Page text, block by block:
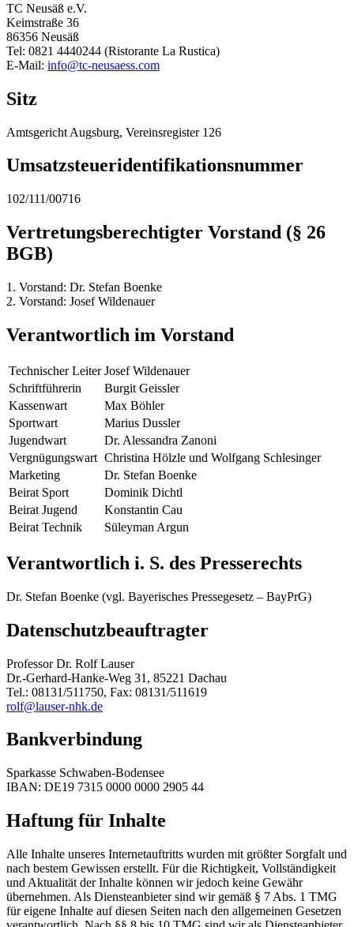
TC Neusäß e.V.
Keimstraße 36
86356 Neusäß
Tel: 0821 4440244 (Ristorante La Rustica)
E-Mail: info@tc-neusaess.com
Sitz
Amtsgericht Augsburg, Vereinsregister 126
Umsatzsteueridentifikationsnummer
102/111/00716
Vertretungsberechtigter Vorstand (§ 26
BGB)
1. Vorstand: Dr. Stefan Boenke
2. Vorstand: Josef Wildenauer
Verantwortlich im Vorstand
Technischer Leiter Josef Wildenauer
Schriftführerin
Burgit Geissler
Kassenwart
Max Böhler
Sportwart
Marius Dussler
Jugendwart
Dr. Alessandra Zanoni
Vergnügungswart Christina Hölzle und Wolfgang Schlesinger
Marketing
Dr. Stefan Boenke
Beirat Sport
Dominik Dichtl
Beirat Jugend
Konstantin Cau
Beirat Technik
Süleyman Argun
Verantwortlich i. S. des Presserechts
Dr. Stefan Boenke (vgl. Bayerisches Pressegesetz – BayPrG)
Datenschutzbeauftragter
Professor Dr. Rolf Lauser
Dr.-Gerhard-Hanke-Weg 31, 85221 Dachau
Tel.: 08131/511750, Fax: 08131/511619
rolf@lauser-nhk.de
Bankverbindung
Sparkasse Schwaben-Bodensee
IBAN: DE19 7315 0000 0000 2905 44
Haftung für Inhalte
Alle Inhalte unseres Internetauftritts wurden mit größter Sorgfalt und
nach bestem Gewissen erstellt. Für die Richtigkeit, Vollständigkeit
und Aktualität der Inhalte können wir jedoch keine Gewähr
übernehmen. Als Diensteanbieter sind wir gemäß § 7 Abs. 1 TMG
für eigene Inhalte auf diesen Seiten nach den allgemeinen Gesetzen